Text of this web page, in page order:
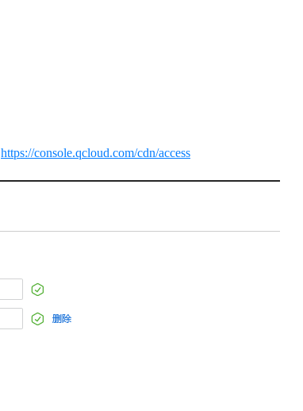
https://console.qcloud.com/cdn/access